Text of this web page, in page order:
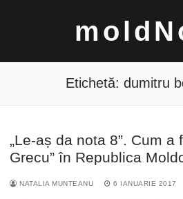
Caută
Etichetă: dumitru
„Le-aș da nota 8”. Cum a
Grecu” în Republica
NATALIA MUNTEANU 6 IANUARIE 2017